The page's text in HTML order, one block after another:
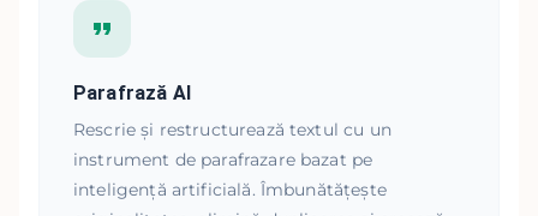
Parafrază AI
Rescrie și restructurează textul cu un
instrument de parafrazare bazat pe
inteligență artificială. Îmbunătățește